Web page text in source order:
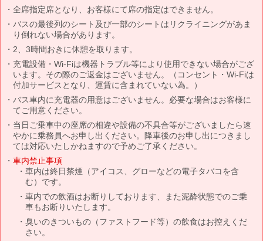
全席指定席となり、お客様にて席の指定はできません。
バスの最後列のシート及び一部のシートはリクライニングがあま
り倒れない場合があります。
2、3時間おきに休憩を取ります。
充電設備・Wi-Fiは機器トラブル等により使用できない場合がござ
います。その際のご返金はございません。（コンセント・Wi-Fiは
付加サービスとなり、運賃に含まれていない為。）
バス車内に充電器の用意はございません。必要な場合はお客様に
てご用意ください。
当日ご乗車中の座席の相違や設備の不具合等がございましたら速
やかに乗務員へお申し出ください。降車後のお申し出につきまし
ては対応いたしかねますので予めご了承ください。
車内禁止事項
車内は終日禁煙（アイコス、グローなどの電子タバコを含
む）です。
車内での飲酒はお断りしております、また泥酔状態でのご乗
車もお断りいたします。
臭いのきついもの（ファストフード等）の飲食はお控えくだ
さい。